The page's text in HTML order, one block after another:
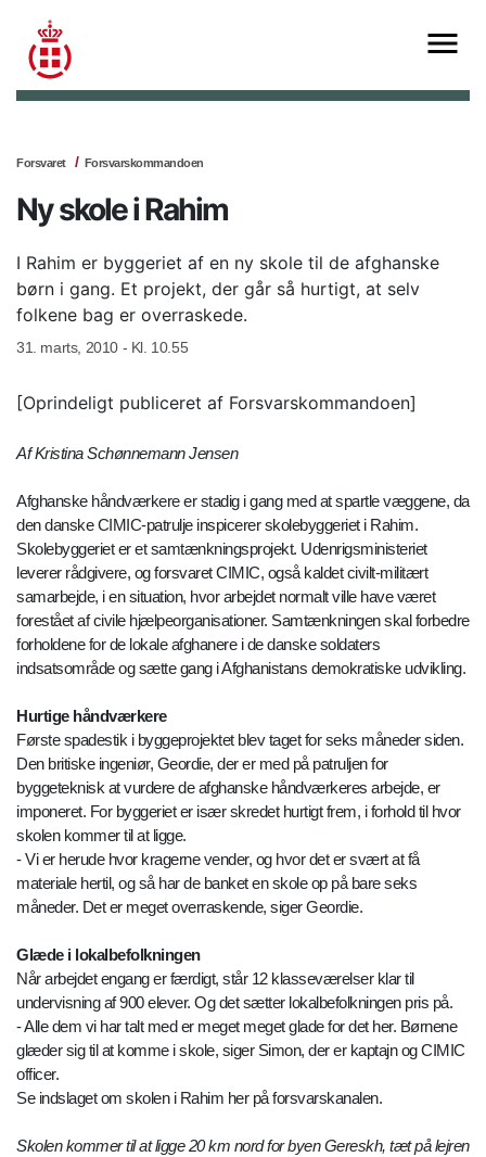
Forsvaret Forsvarskommandoen
Ny skole i Rahim
I Rahim er byggeriet af en ny skole til de afghanske
børn i gang. Et projekt, der går så hurtigt, at selv
folkene bag er overraskede.
31. marts, 2010 - Kl. 10.55
[Oprindeligt publiceret af Forsvarskommandoen]
Af Kristina Schønnemann Jensen
Afghanske håndværkere er stadig i gang med at spartle væggene, da
den danske CIMIC-patrulje inspicerer skolebyggeriet i Rahim.
Skolebyggeriet er et samtænkningsprojekt. Udenrigsministeriet
leverer rådgivere, og forsvaret CIMIC, også kaldet civilt-militært
samarbejde, i en situation, hvor arbejdet normalt ville have været
forestået af civile hjælpeorganisationer. Samtænkningen skal forbedre
forholdene for de lokale afghanere i de danske soldaters
indsatsområde og sætte gang i Afghanistans demokratiske udvikling.
Hurtige håndværkere
Første spadestik i byggeprojektet blev taget for seks måneder siden.
Den britiske ingeniør, Geordie, der er med på patruljen for
byggeteknisk at vurdere de afghanske håndværkeres arbejde, er
imponeret. For byggeriet er især skredet hurtigt frem, i forhold til hvor
skolen kommer til at ligge.
- Vi er herude hvor kragerne vender, og hvor det er svært at få
materiale hertil, og så har de banket en skole op på bare seks
måneder. Det er meget overraskende, siger Geordie.
Glæde i lokalbefolkningen
Når arbejdet engang er færdigt, står 12 klasseværelser klar til
undervisning af 900 elever. Og det sætter lokalbefolkningen pris på.
- Alle dem vi har talt med er meget meget glade for det her. Børnene
glæder sig til at komme i skole, siger Simon, der er kaptajn og CIMIC
officer.
Se indslaget om skolen i Rahim her på forsvarskanalen.
Skolen kommer til at ligge 20 km nord for byen Gereskh, tæt på lejren